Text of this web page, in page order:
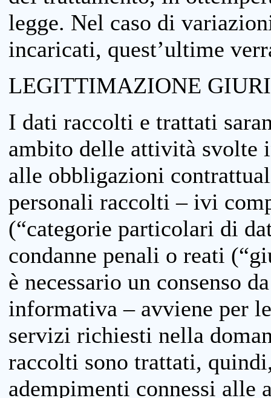
legge. Nel caso di
incaricati, quest’ultime
LEGITTIMAZIONE
I dati raccolti e trattati
ambito delle attività svolte
alle obbligazioni
personali raccolti – ivi
(“categorie particolari di
condanne penali o reati
è necessario un consenso
informativa – avviene per
servizi richiesti nella
raccolti sono trattati,
adempimenti connessi